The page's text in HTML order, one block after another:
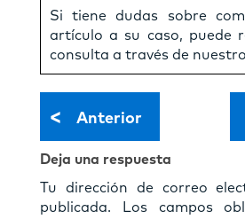
Si tiene dudas sobre
artículo a su caso, puede
consulta a través de nuestro
< Anterior
Deja una respuesta
Tu dirección de correo
publicada.
Los campos